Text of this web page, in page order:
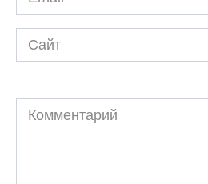
*
Сайт
Комментарий